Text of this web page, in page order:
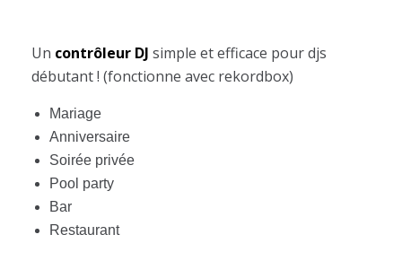
Un contrôleur DJ simple et efficace pour djs
débutant ! (fonctionne avec rekordbox)
Mariage
Anniversaire
Soirée privée
Pool party
Bar
Restaurant